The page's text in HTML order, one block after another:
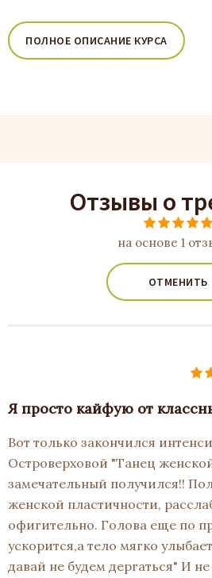
ПОЛНОЕ ОПИСАНИЕ КУРСА
Отзывы о
на основе 1
ОТМЕНИТЬ
Я просто кайфую от
Вот только закончился
Островерховой "Танец
замечательный получился!!
женской пластичности,
офигительно. Голова еще по
ускорится,а тело мягко
давай не будем дергаться" И